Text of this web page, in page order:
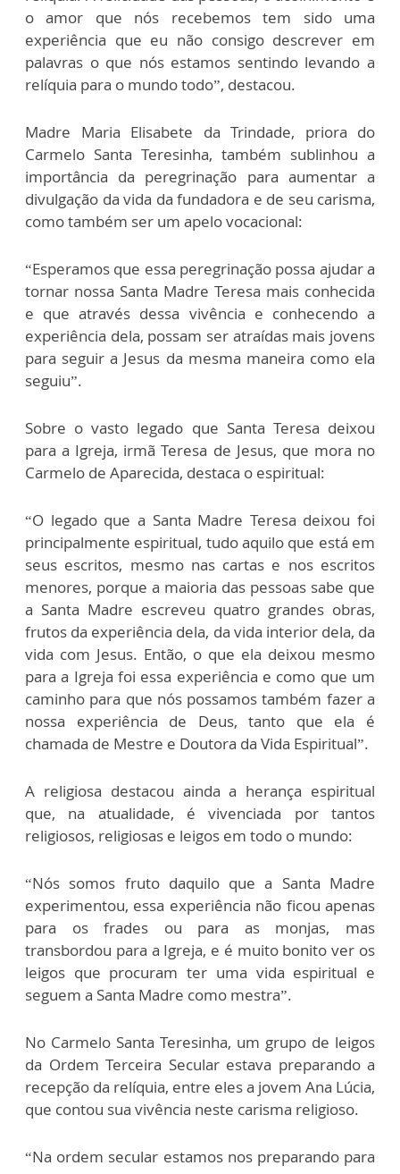
o amor que nós recebemos tem sido uma
experiência que eu não consigo descrever em
palavras o que nós estamos sentindo levando a
relíquia para o mundo todo”, destacou.
Madre Maria Elisabete da Trindade, priora do
Carmelo Santa Teresinha, também sublinhou a
importância da peregrinação para aumentar a
divulgação da vida da fundadora e de seu carisma,
como também ser um apelo vocacional:
“Esperamos que essa peregrinação possa ajudar a
tornar nossa Santa Madre Teresa mais conhecida
e que através dessa vivência e conhecendo a
experiência dela, possam ser atraídas mais jovens
para seguir a Jesus da mesma maneira como ela
seguiu”.
Sobre o vasto legado que Santa Teresa deixou
para a Igreja, irmã Teresa de Jesus, que mora no
Carmelo de Aparecida, destaca o espiritual:
“O legado que a Santa Madre Teresa deixou foi
principalmente espiritual, tudo aquilo que está em
seus escritos, mesmo nas cartas e nos escritos
menores, porque a maioria das pessoas sabe que
a Santa Madre escreveu quatro grandes obras,
frutos da experiência dela, da vida interior dela, da
vida com Jesus. Então, o que ela deixou mesmo
para a Igreja foi essa experiência e como que um
caminho para que nós possamos também fazer a
nossa experiência de Deus, tanto que ela é
chamada de Mestre e Doutora da Vida Espiritual”.
A religiosa destacou ainda a herança espiritual
que, na atualidade, é vivenciada por tantos
religiosos, religiosas e leigos em todo o mundo:
“Nós somos fruto daquilo que a Santa Madre
experimentou, essa experiência não ficou apenas
para os frades ou para as monjas, mas
transbordou para a Igreja, e é muito bonito ver os
leigos que procuram ter uma vida espiritual e
seguem a Santa Madre como mestra”.
No Carmelo Santa Teresinha, um grupo de leigos
da Ordem Terceira Secular estava preparando a
recepção da relíquia, entre eles a jovem Ana Lúcia,
que contou sua vivência neste carisma religioso.
“Na ordem secular estamos nos preparando para